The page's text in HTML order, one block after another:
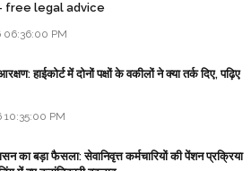
- free legal advice
PM
हाईकोर्ट में दोनों पक्षों के वकीलों ने क्या तर्क दिए, पढ़िए
PM
का बड़ा फैसला: सेवानिवृत्त कर्मचारियों की पेंशन प्रक्रिया